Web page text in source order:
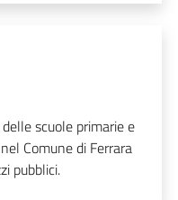
scuole primarie e
Comune di Ferrara
pubblici.